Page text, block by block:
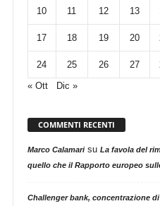
10 11 12 13
17 18 19 20
24 25 26 27
« Ott
Dic »
COMMENTI RECENTI
Marco Calamarisu La favola del
quello che il Rapporto europeo
Challenger bank, concentrazione